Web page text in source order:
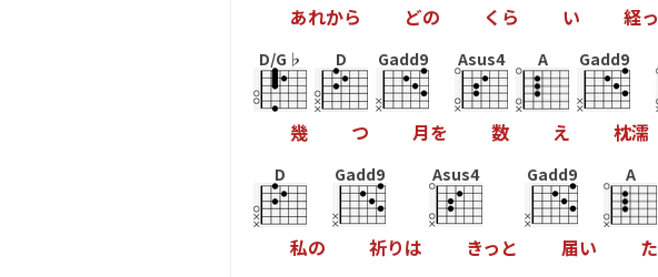
あれから どの く ら い 経っ
D/G♭
幾
D
つ
Gadd9
月を
Asus4
数
A
え
Gadd9
枕濡
D
私の
Gadd9
祈りは
Asus4
きっ と
Gadd9
届い
A
た